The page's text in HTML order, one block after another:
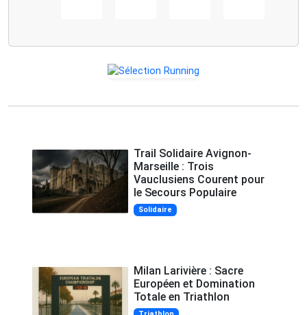
Trail Solidaire Avignon-
Marseille : Trois
Vauclusiens Courent pour
le Secours Populaire
Solidaire
Milan Larivière : Sacre
Européen et Domination
Totale en Triathlon